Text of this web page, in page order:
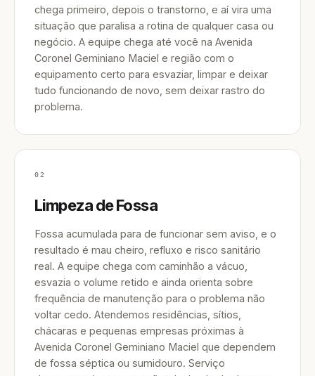
chega primeiro, depois o transtorno, e aí vira uma
situação que paralisa a rotina de qualquer casa ou
negócio. A equipe chega até você na Avenida
Coronel Geminiano Maciel e região com o
equipamento certo para esvaziar, limpar e deixar
tudo funcionando de novo, sem deixar rastro do
problema.
02
Limpeza de Fossa
Fossa acumulada para de funcionar sem aviso, e o
resultado é mau cheiro, refluxo e risco sanitário
real. A equipe chega com caminhão a vácuo,
esvazia o volume retido e ainda orienta sobre
frequência de manutenção para o problema não
voltar cedo. Atendemos residências, sítios,
chácaras e pequenas empresas próximas à
Avenida Coronel Geminiano Maciel que dependem
de fossa séptica ou sumidouro. Serviço